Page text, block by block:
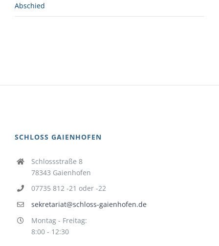
Abschied
SCHLOSS GAIENHOFEN
Schlossstraße 8
78343 Gaienhofen
07735 812 -21 oder -22
sekretariat@schloss-gaienhofen.de
Montag - Freitag:
8:00 - 12:30